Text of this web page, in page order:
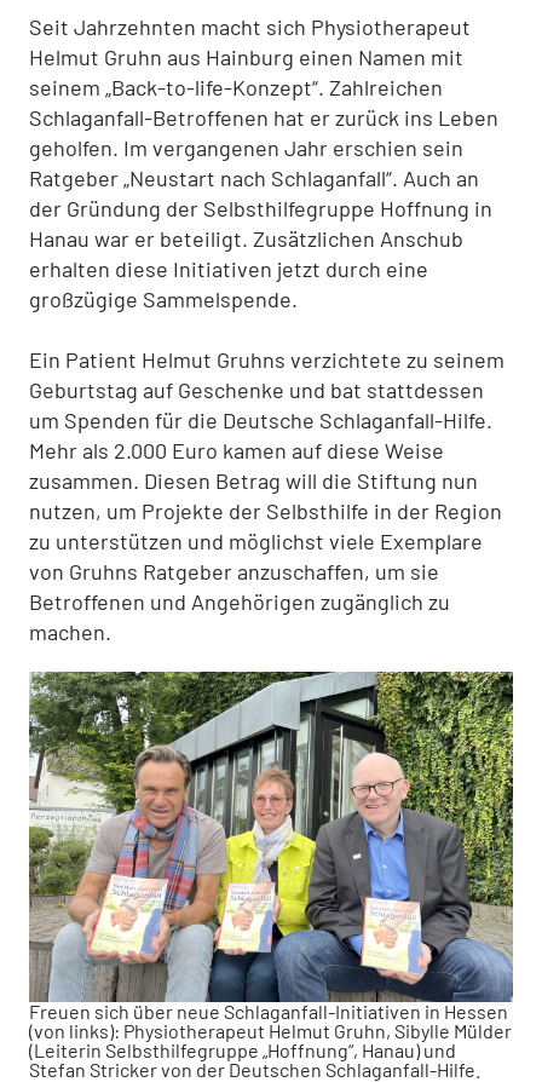
Seit Jahrzehnten macht sich Physiotherapeut
Helmut Gruhn aus Hainburg einen Namen mit
seinem „Back-to-life-Konzept“. Zahlreichen
Schlaganfall-Betroffenen hat er zurück ins Leben
geholfen. Im vergangenen Jahr erschien sein
Ratgeber „Neustart nach Schlaganfall“. Auch an
der Gründung der Selbsthilfegruppe Hoffnung in
Hanau war er beteiligt. Zusätzlichen Anschub
erhalten diese Initiativen jetzt durch eine
großzügige Sammelspende.
Ein Patient Helmut Gruhns verzichtete zu seinem
Geburtstag auf Geschenke und bat stattdessen
um Spenden für die Deutsche Schlaganfall-Hilfe.
Mehr als 2.000 Euro kamen auf diese Weise
zusammen. Diesen Betrag will die Stiftung nun
nutzen, um Projekte der Selbsthilfe in der Region
zu unterstützen und möglichst viele Exemplare
von Gruhns Ratgeber anzuschaffen, um sie
Betroffenen und Angehörigen zugänglich zu
machen.
Freuen sich über neue Schlaganfall-Initiativen in Hessen
(von links): Physiotherapeut Helmut Gruhn, Sibylle Mülder
(Leiterin Selbsthilfegruppe „Hoffnung“, Hanau) und
Stefan Stricker von der Deutschen Schlaganfall-Hilfe.